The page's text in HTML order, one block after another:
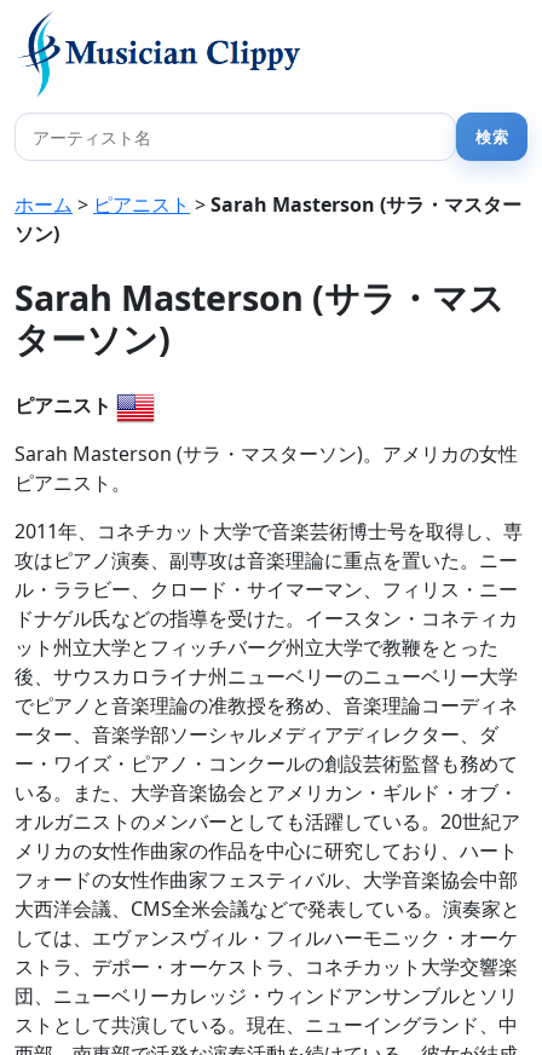
ホーム > ピアニスト >Sarah Masterson (サラ・マスター
ソン)
Sarah Masterson (サラ・マス
ターソン)
ピアニスト
Sarah Masterson (サラ・マスターソン)。アメリカの女性
ピアニスト。
2011年、コネチカット大学で音楽芸術博士号を取得し、専
攻はピアノ演奏、副専攻は音楽理論に重点を置いた。ニー
ル・ララビー、クロード・サイマーマン、フィリス・ニー
ドナゲル氏などの指導を受けた。イースタン・コネティカ
ット州立大学とフィッチバーグ州立大学で教鞭をとった
後、サウスカロライナ州ニューベリーのニューベリー大学
でピアノと音楽理論の准教授を務め、音楽理論コーディネ
ーター、音楽学部ソーシャルメディアディレクター、ダ
ー・ワイズ・ピアノ・コンクールの創設芸術監督も務めて
いる。また、大学音楽協会とアメリカン・ギルド・オブ・
オルガニストのメンバーとしても活躍している。20世紀ア
メリカの女性作曲家の作品を中心に研究しており、ハート
フォードの女性作曲家フェスティバル、大学音楽協会中部
大西洋会議、CMS全米会議などで発表している。演奏家と
しては、エヴァンスヴィル・フィルハーモニック・オーケ
ストラ、デポー・オーケストラ、コネチカット大学交響楽
団、ニューベリーカレッジ・ウィンドアンサンブルとソリ
ストとして共演している。現在、ニューイングランド、中